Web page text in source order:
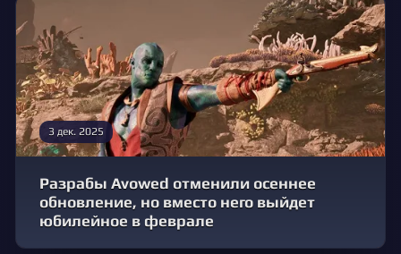
3 дек. 2025
Разрабы Avowed отменили осеннее
обновление, но вместо него выйдет
юбилейное в феврале